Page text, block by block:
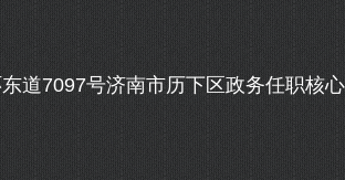
7097号济南市历下区政务任职核心